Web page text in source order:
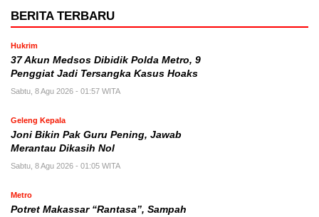
BERITA TERBARU
Hukrim
37 Akun Medsos Dibidik Polda Metro, 9
Penggiat Jadi Tersangka Kasus Hoaks
Sabtu, 8 Agu 2026 - 01:57 WITA
Geleng Kepala
Joni Bikin Pak Guru Pening, Jawab
Merantau Dikasih Nol
Sabtu, 8 Agu 2026 - 01:05 WITA
Metro
Potret Makassar “Rantasa”, Sampah